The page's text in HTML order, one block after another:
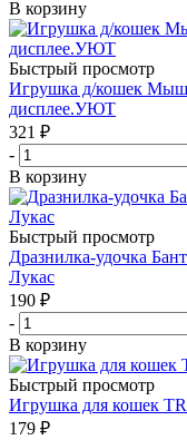
В корзину
Быстрый просмотр
Игрушка д/кошек
дисплее.УЮТ
321 ₽
-
В корзину
Быстрый просмотр
Дразнилка-удочка
Лукас
190 ₽
-
В корзину
Быстрый просмотр
Игрушка для кошек
179 ₽